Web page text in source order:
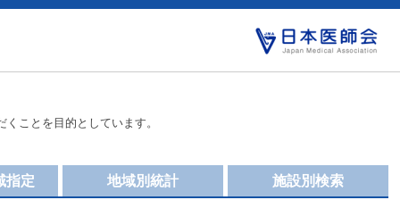
ことを目的としています。
施設別検索
地域別統計
指定